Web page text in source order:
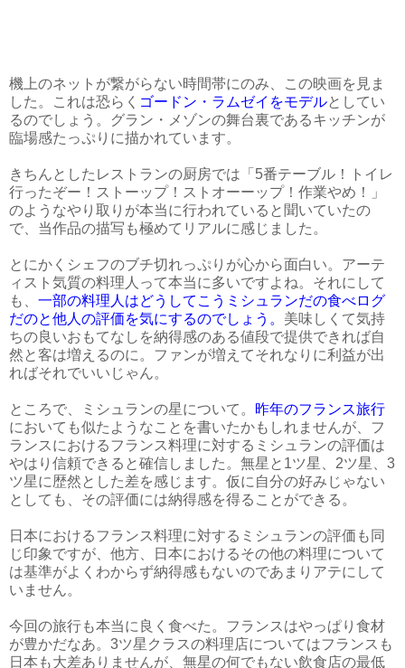
機上のネットが繋がらない時間帯にのみ、この映画を見ま
した。これは恐らく ゴードン・ラムゼイをモデルとしてい
るのでしょう。グラン・メゾンの舞台裏であるキッチンが
臨場感たっぷりに描かれています。
きちんとしたレストランの厨房では「5番テーブル！トイレ
行ったぞー！ストーップ！ストオーーップ！作業やめ！」
のようなやり取りが本当に行われていると聞いていたの
で、当作品の描写も極めてリアルに感じました。
とにかくシェフのブチ切れっぷりが心から面白い。アーテ
ィスト気質の料理人って本当に多いですよね。それにして
も、 一部の料理人はどうしてこうミシュランだの食べログ
だのと他人の評価を気にするのでしょう。 美味しくて気持
ちの良いおもてなしを納得感のある値段で提供できれば自
然と客は増えるのに。ファンが増えてそれなりに利益が出
ればそれでいいじゃん。
ところで、ミシュランの星について。 昨年のフランス旅行
においても似たようなことを書いたかもしれませんが、フ
ランスにおけるフランス料理に対するミシュランの評価は
やはり信頼できると確信しました。無星と1ツ星、2ツ星、3
ツ星に歴然とした差を感じます。仮に自分の好みじゃない
としても、その評価には納得感を得ることができる。
日本におけるフランス料理に対するミシュランの評価も同
じ印象ですが、他方、日本におけるその他の料理について
は基準がよくわからず納得感もないのであまりアテにして
いません。
今回の旅行も本当に良く食べた。フランスはやっぱり食材
が豊かだなあ。3ツ星クラスの料理店についてはフランスも
日本も大差ありませんが、無星の何でもない飲食店の最低